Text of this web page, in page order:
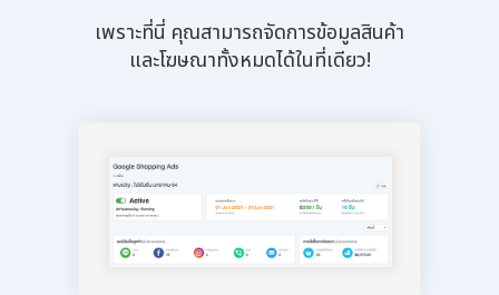
เพราะที่นี่ คุณสามารถจัดการข้อมูลสินค้า
และโฆษณาทั้งหมดได้ในที่เดียว!